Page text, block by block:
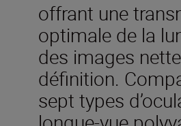
offrant une
optimale de la
des images
définition.
sept types